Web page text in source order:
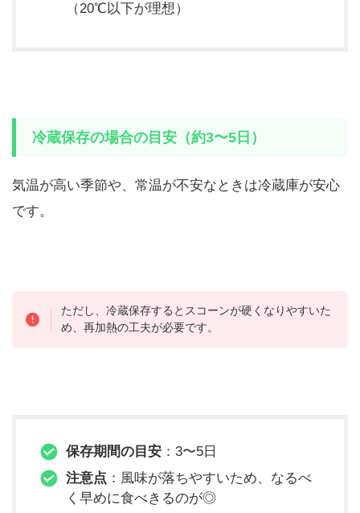
（20℃以下が理想）
冷蔵保存の場合の目安（約3〜5日）
気温が高い季節や、常温が不安なときは冷蔵庫が安心
です。
ただし、冷蔵保存するとスコーンが硬くなりやすいた
め、再加熱の工夫が必要です。
保存期間の目安 ：3〜5日
注意点 ：風味が落ちやすいため、なるべ
く早めに食べきるのが◎